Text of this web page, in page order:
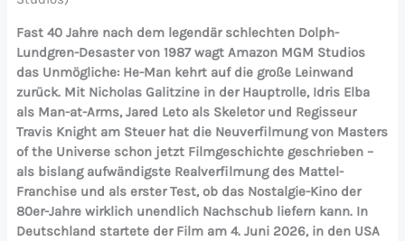
Fast 40 Jahre nach dem legendär schlechten Dolph-
Lundgren-Desaster von 1987 wagt Amazon MGM Studios
das Unmögliche: He-Man kehrt auf die große Leinwand
zurück. Mit Nicholas Galitzine in der Hauptrolle, Idris Elba
als Man-at-Arms, Jared Leto als Skeletor und Regisseur
Travis Knight am Steuer hat die Neuverfilmung von Masters
of the Universe schon jetzt Filmgeschichte geschrieben –
als bislang aufwändigste Realverfilmung des Mattel-
Franchise und als erster Test, ob das Nostalgie-Kino der
80er-Jahre wirklich unendlich Nachschub liefern kann. In
Deutschland startete der Film am 4. Juni 2026, in den USA